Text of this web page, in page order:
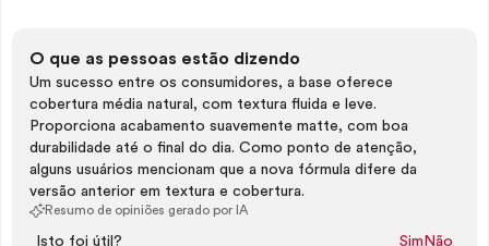
O que as pessoas estão dizendo
Um sucesso entre os consumidores, a base oferece
cobertura média natural, com textura fluida e leve.
Proporciona acabamento suavemente matte, com boa
durabilidade até o final do dia. Como ponto de atenção,
alguns usuários mencionam que a nova fórmula difere da
versão anterior em textura e cobertura.
Resumo de opiniões gerado por IA
Isto foi útil? Sim Não